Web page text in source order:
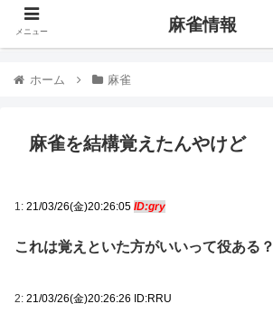
ホーム 麻雀
麻雀を結構覚えたんやけど
1: 21/03/26(金)20:26:05 ID:gry
これは覚えといた方がいいって役ある？
2: 21/03/26(金)20:26:26 ID:RRU
メニュー 麻雀情報